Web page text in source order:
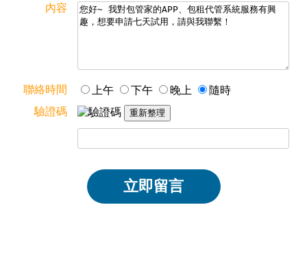
內容
聯絡時間 上午 下午 晚上
隨時
驗證碼
立即留言